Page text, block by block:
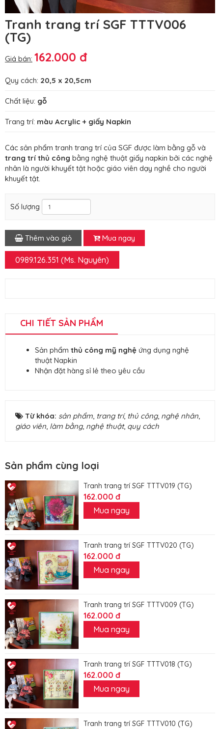
Tranh trang trí SGF TTTV006
(TG)
Giá bán: 162.000 đ
Quy cách: 20,5 x 20,5cm
Chất liệu: gỗ
Trang trí: màu Acrylic + giấy Napkin
Các sản phẩm tranh trang trí của SGF được làm bằng gỗ và
trang trí thủ công bằng nghệ thuật giấy napkin bởi các nghệ
nhân là người khuyết tật hoặc giáo viên dạy nghề cho người
khuyết tật.
Số lượng
Thêm vào giỏ Mua ngay
0989.126.351 (Ms. Nguyên)
CHI TIẾT SẢN PHẨM
Sản phẩm thủ công mỹ nghệ ứng dụng nghệ
thuật Napkin
Nhận đặt hàng sỉ lẻ theo yêu cầu
Từ khóa: sản phẩm, trang trí, thủ công, nghệ nhân,
giáo viên, làm bằng, nghệ thuật, quy cách
Sản phẩm cùng loại
Tranh trang trí SGF TTTV019 (TG)
162.000 đ
Mua ngay
Tranh trang trí SGF TTTV020 (TG)
162.000 đ
Mua ngay
Tranh trang trí SGF TTTV009 (TG)
162.000 đ
Mua ngay
Tranh trang trí SGF TTTV018 (TG)
162.000 đ
Mua ngay
Tranh trang trí SGF TTTV010 (TG)